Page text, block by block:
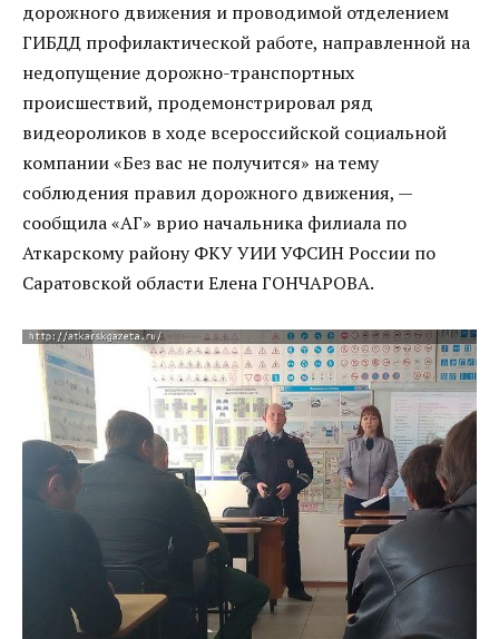
дорожного движения и проводимой отделением
ГИБДД профилактической работе, направленной на
недопущение дорожно-транспортных
происшествий, продемонстрировал ряд
видеороликов в ходе всероссийской социальной
компании «Без вас не получится» на тему
соблюдения правил дорожного движения, —
сообщила «АГ» врио начальника филиала по
Аткарскому району ФКУ УИИ УФСИН России по
Саратовской области Елена ГОНЧАРОВА.